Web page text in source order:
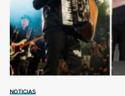
NOTICIAS